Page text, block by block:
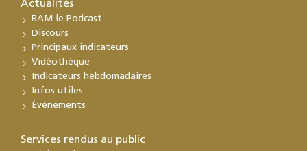
Actualités
BAM le Podcast
Discours
Principaux indicateurs
Vidéothèque
Indicateurs hebdomadaires
Infos utiles
Événements
Services rendus au public